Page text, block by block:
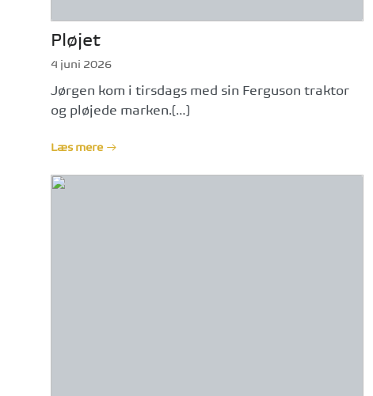
Pløjet
4 juni 2026
Jørgen kom i tirsdags med sin Ferguson traktor
og pløjede marken.[…]
Læs mere